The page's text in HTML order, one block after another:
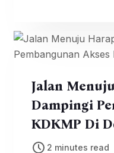
Jalan
Dampingi
KDKMP Di
2 minutes read